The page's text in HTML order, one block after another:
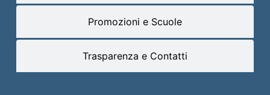
Promozioni e Scuole
Trasparenza e Contatti